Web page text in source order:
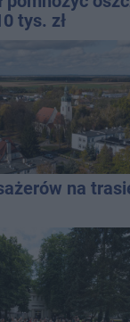
tys. zł
na